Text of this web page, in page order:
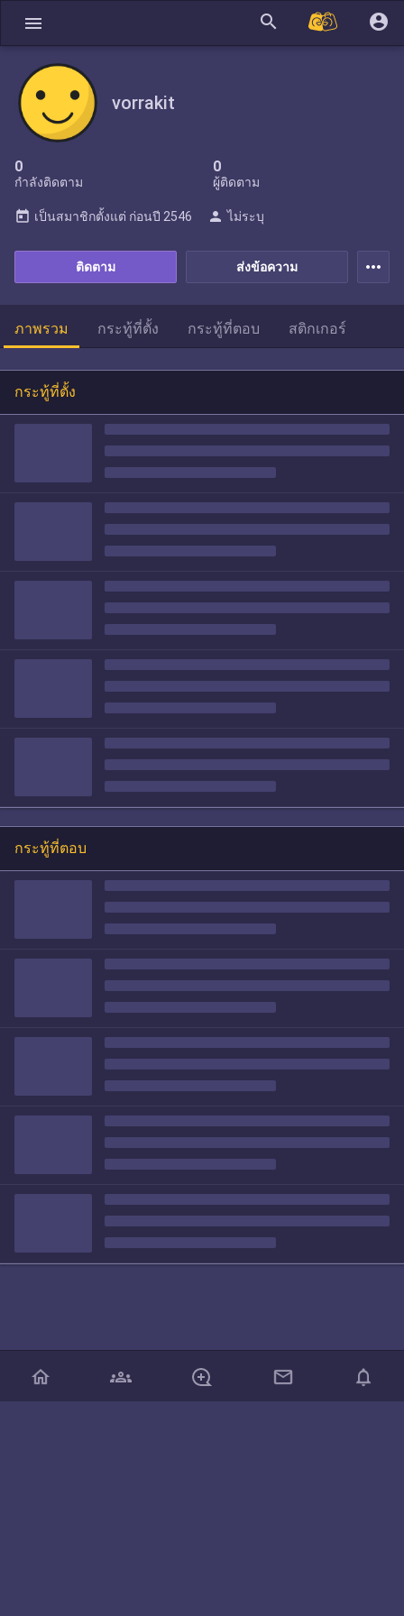
menu search account_circle
vorrakit
0
กำลังติดตาม
0
ผู้ติดตาม
ส่งข้อความ
ติดตาม
today เป็นสมาชิกตั้งแต่ ก่อนปี 2546 person ไม่ระบุ
more_horiz
ภาพรวม กระทู้ที่ตั้ง กระทู้ที่ตอบ สติกเกอร์
กระทู้ที่ตั้ง
กระทู้ที่ตอบ